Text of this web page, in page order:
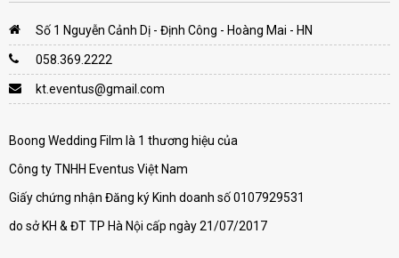
Số 1 Nguyễn Cảnh Dị - Định Công - Hoàng Mai - HN
058.369.2222
kt.eventus@gmail.com
Boong Wedding Film là 1 thương hiệu của
Công ty TNHH Eventus Việt Nam
Giấy chứng nhận Đăng ký Kinh doanh số 0107929531
do sở KH & ĐT TP Hà Nội cấp ngày 21/07/2017